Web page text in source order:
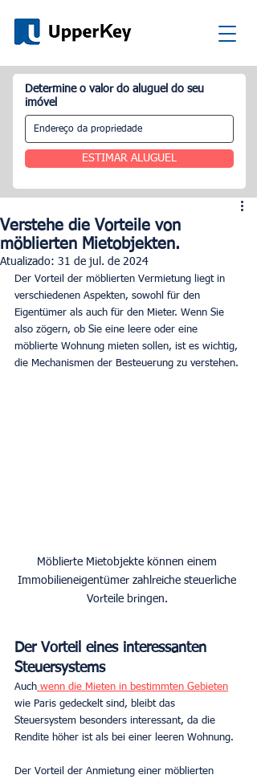
Determine o valor do aluguel do seu
imóvel
ESTIMAR ALUGUEL
Verstehe die Vorteile von
möblierten Mietobjekten.
Atualizado: 31 de jul. de 2024
Der Vorteil der möblierten Vermietung liegt in
verschiedenen Aspekten, sowohl für den
Eigentümer als auch für den Mieter. Wenn Sie
also zögern, ob Sie eine leere oder eine
möblierte Wohnung mieten sollen, ist es wichtig,
die Mechanismen der Besteuerung zu verstehen.
Möblierte Mietobjekte können einem
Immobilieneigentümer zahlreiche steuerliche
Vorteile bringen.
Der Vorteil eines interessanten
Steuersystems
Auch wenn die Mieten in bestimmten Gebieten
wie Paris gedeckelt sind, bleibt das
Steuersystem besonders interessant, da die
Rendite höher ist als bei einer leeren Wohnung.
Der Vorteil der Anmietung einer möblierten